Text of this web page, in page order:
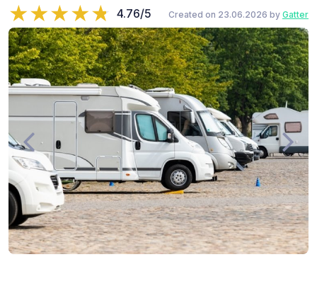
4.76/5 Created on 23.06.2026 by Gatter